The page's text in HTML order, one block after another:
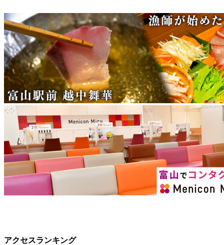
アクセスランキング